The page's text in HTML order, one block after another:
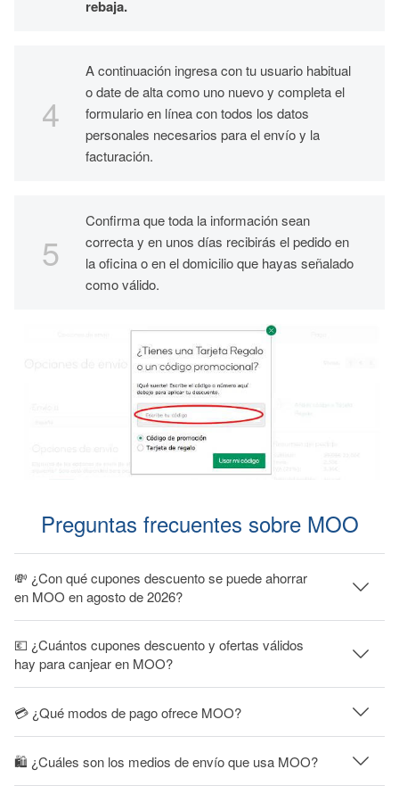
rebaja.
A continuación ingresa con tu usuario habitual
o date de alta como uno nuevo y completa el
formulario en línea con todos los datos
personales necesarios para el envío y la
facturación.
Confirma que toda la información sean
correcta y en unos días recibirás el pedido en
la oficina o en el domicilio que hayas señalado
como válido.
Preguntas frecuentes sobre MOO
💸 ¿Con qué cupones descuento se puede ahorrar
en MOO en agosto de 2026?
💶 ¿Cuántos cupones descuento y ofertas válidos
hay para canjear en MOO?
💳 ¿Qué modos de pago ofrece MOO?
🛍 ¿Cuáles son los medios de envío que usa MOO?